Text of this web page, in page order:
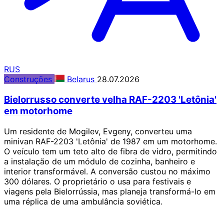
RUS
Construções
Belarus 28.07.2026
Bielorrusso converte velha RAF-2203 'Letônia'
em motorhome
Um residente de Mogilev, Evgeny, converteu uma
minivan RAF-2203 'Letônia' de 1987 em um motorhome.
O veículo tem um teto alto de fibra de vidro, permitindo
a instalação de um módulo de cozinha, banheiro e
interior transformável. A conversão custou no máximo
300 dólares. O proprietário o usa para festivais e
viagens pela Bielorrússia, mas planeja transformá-lo em
uma réplica de uma ambulância soviética.